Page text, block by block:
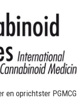
en oprichtster PGMCG